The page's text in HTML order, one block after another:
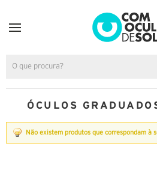
ÓCULOS
Não existem produtos que correspondam à